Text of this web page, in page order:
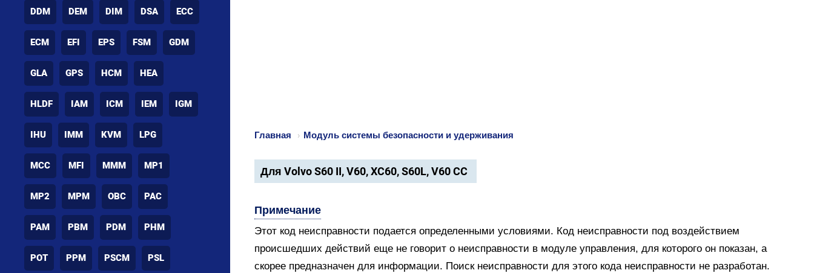
DDM DEM DIM DSA ECC
ECM EFI EPS FSM GDM
GLA GPS HCM HEA
HLDF IAM ICM IEM IGM
IHU IMM KVM LPG
MCC MFI MMM MP1
MP2 MPM OBC PAC
PAM PBM PDM PHM
POT PPM PSCM PSL
Главная › Модуль системы безопасности и удерживания
Для Volvo S60 II, V60, XC60, S60L, V60 CC
Примечание
Этот код неисправности подается определенными условиями. Код неисправности под воздействием
происшедших действий еще не говорит о неисправности в модуле управления, для которого он показан, а
скорее предназначен для информации. Поиск неисправности для этого кода неисправности не разработан.